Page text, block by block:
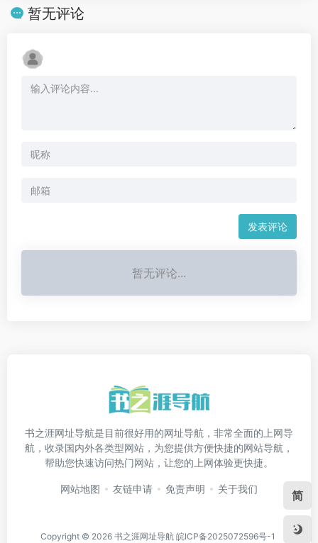
暂无评论
发表评论
暂无评论...
书之涯网址导航是目前很好用的网址导航，非常全面的上网导
航，收录国内外各类型网站，为您提供方便快捷的网站导航，
帮助您快速访问热门网站，让您的上网体验更快捷。
网站地图 友链申请 免责声明 关于我们
Copyright © 2026 书之涯网址导航 皖ICP备2025072596号-1
简